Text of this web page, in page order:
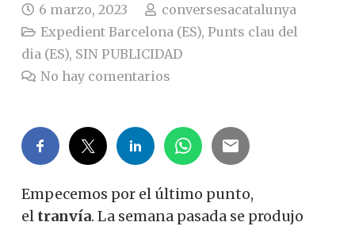
6 marzo, 2023
conversesacatalunya
Expedient Barcelona (ES),Punts clau del
dia (ES), SIN PUBLICIDAD
No hay comentarios
Empecemos por el último punto,
el tranvía. La semana pasada se produjo